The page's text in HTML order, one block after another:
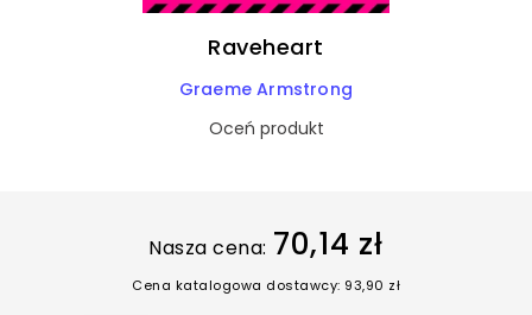
Raveheart
Graeme Armstrong
Oceń produkt
Nasza cena: 70,14 zł
Cena katalogowa dostawcy: 93,90 zł